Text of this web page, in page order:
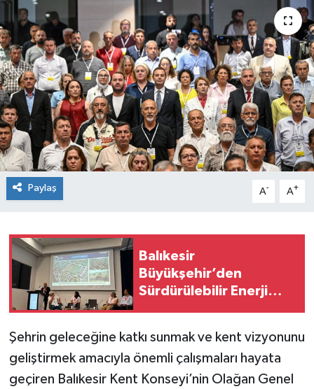
Paylaş A- A+
Balıkesir
Büyükşehir’den
Sürdürülebilir Enerji
Şehrin geleceğine katkı sunmak ve kent vizyonunu
geliştirmek amacıyla önemli çalışmaları hayata
geçiren Balıkesir Kent Konseyi’nin Olağan Genel